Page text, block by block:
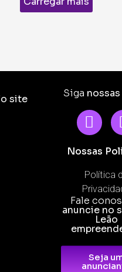
site Siga
Nossas
Política
Fale
anuncie no
Leão
Seja